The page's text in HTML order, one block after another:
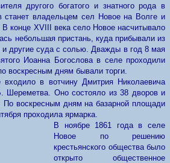
другого богатого и знатного рода в
владельцем сел Новое на Волге и
конце XVIII века село Новое насчитывало
небольшая пристань, куда прибывали из
и другие суда с солью. Дважды в год 8 мая
Иоанна Богослова в селе проходили
воскресным дням бывали торги.
в вотчину Дмитрия Николаевича
Шереметва. Оно состояло из 38 дворов и
По воскресным дням на базарной площади
проходила ярмарка.
В ноябре 1861 года в селе
Новое по решению
крестьянского общества было
открыто общественное